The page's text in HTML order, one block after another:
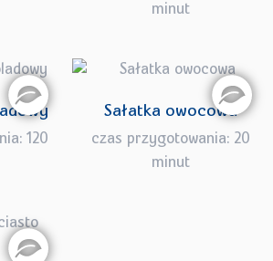
minut
120
Sałatka owocowa
czas przygotowania: 20
minut